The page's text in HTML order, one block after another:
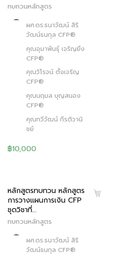
ทบทวนหลักสูตร
ผศ.ดร.ธนาวัฒน์ สิริ
วัฒน์ธนกุล CFP®
คุณอุมาพันธุ์ เจริญยิ่ง
CFP®
คุณวิโรจน์ ตั้งเจริญ
CFP®
คุณนฤมล บุญสนอง
CFP®
คุณทวีวัฒน์ กีรติวานิ
ชย์
฿10,000
หลักสูตรทบทวน หลักสูตร
การวางแผนการเงิน CFP
ชุดวิชาที่…
ทบทวนหลักสูตร
ผศ.ดร.ธนาวัฒน์ สิริ
วัฒน์ธนกุล CFP®